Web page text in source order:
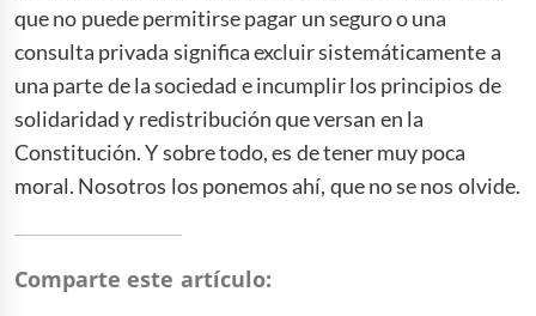
que no puede permitirse pagar un seguro o una
consulta privada significa excluir sistemáticamente a
una parte de la sociedad e incumplir los principios de
solidaridad y redistribución que versan en la
Constitución. Y sobre todo, es de tener muy poca
moral. Nosotros los ponemos ahí, que no se nos olvide.
Comparte este artículo: